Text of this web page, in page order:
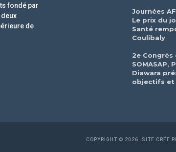
fondé par
de
Journées
Le prix du
Santé
Coulibaly
2e Congrès
SOMASAP,
Diawara
objectifs et
COPYRIGHT © 2026. SITE CRÉE